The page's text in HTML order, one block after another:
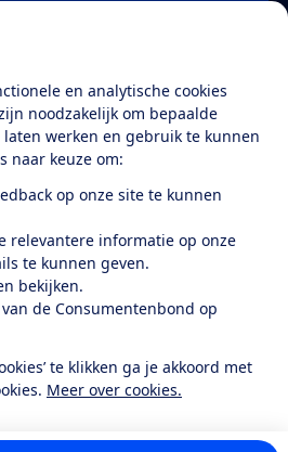
en analytische cookies
noodzakelijk om bepaalde
werken en gebruik te kunnen
naar keuze om:
op onze site te kunnen
relevantere informatie op onze
te kunnen geven.
bekijken.
de Consumentenbond op
te klikken ga je akkoord met
Meer over cookies.
de
Privacyverklaring
nieuws
TwitterInstagram
YoutubeLinkedIn
de Consumentenbondmet gemiddeld